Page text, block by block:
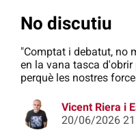
No discutiu
"Comptat i debatut, no
en la vana tasca d'obrir
perquè les nostres
Vicent Riera i
20/06/2026